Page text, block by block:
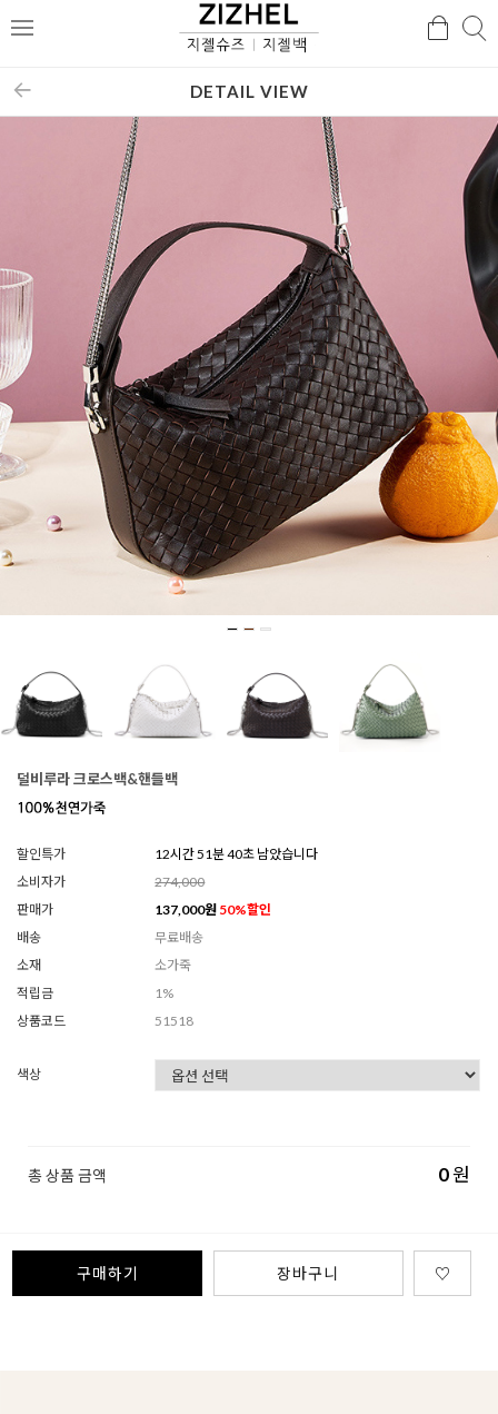
메
검
DETAIL VIEW
덜비루라 크로스백&핸들백
할인특가
12시간 51분 37초 남았습니다
소비자가
274,000
판매가
137,000원 50%할인
배송
무료배송
소재
소가죽
적립금
1%
상품코드
51518
색상
총 상품 금액 0원
구매하기 장바구니 ♡